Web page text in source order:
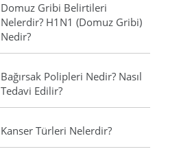
Domuz Gribi Belirtileri
Nelerdir? H1N1 (Domuz Gribi)
Nedir?
Bağırsak Polipleri Nedir? Nasıl
Tedavi Edilir?
Kanser Türleri Nelerdir?